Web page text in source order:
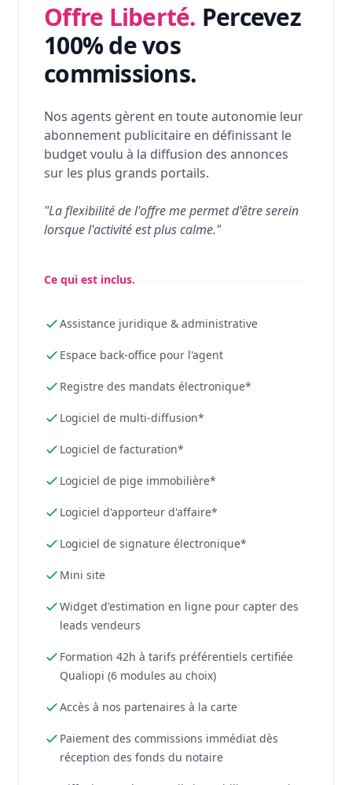
Offre Liberté. Percevez
100% de vos
commissions.
Nos agents gèrent en toute autonomie leur
abonnement publicitaire en définissant le
budget voulu à la diffusion des annonces
sur les plus grands portails.
"La flexibilité de l'offre me permet d'être serein
lorsque l'activité est plus calme."
Ce qui est inclus.
Assistance juridique & administrative
Espace back-office pour l'agent
Registre des mandats électronique*
Logiciel de multi-diffusion*
Logiciel de facturation*
Logiciel de pige immobilière*
Logiciel d'apporteur d'affaire*
Logiciel de signature électronique*
Mini site
Widget d'estimation en ligne pour capter des
leads vendeurs
Formation 42h à tarifs préférentiels certifiée
Qualiopi (6 modules au choix)
Accès à nos partenaires à la carte
Paiement des commissions immédiat dès
réception des fonds du notaire